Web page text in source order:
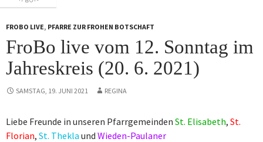
FROBO LIVE, PFARRE ZUR FROHEN BOTSCHAFT
FroBo live vom 12. Sonntag im
Jahreskreis (20. 6. 2021)
SAMSTAG, 19. JUNI 2021 REGINA
Liebe Freunde in unseren Pfarrgemeinden St. Elisabeth, St.
Florian, St. Thekla und Wieden-Paulaner